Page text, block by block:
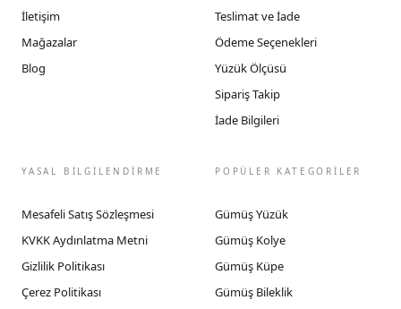
İletişim
Mağazalar
Blog
Teslimat ve İade
Ödeme Seçenekleri
Yüzük Ölçüsü
Sipariş Takip
İade Bilgileri
YASAL BİLGİLENDİRME
Mesafeli Satış Sözleşmesi
KVKK Aydınlatma Metni
Gizlilik Politikası
Çerez Politikası
POPÜLER KATEGORİLER
Gümüş Yüzük
Gümüş Kolye
Gümüş Küpe
Gümüş Bileklik